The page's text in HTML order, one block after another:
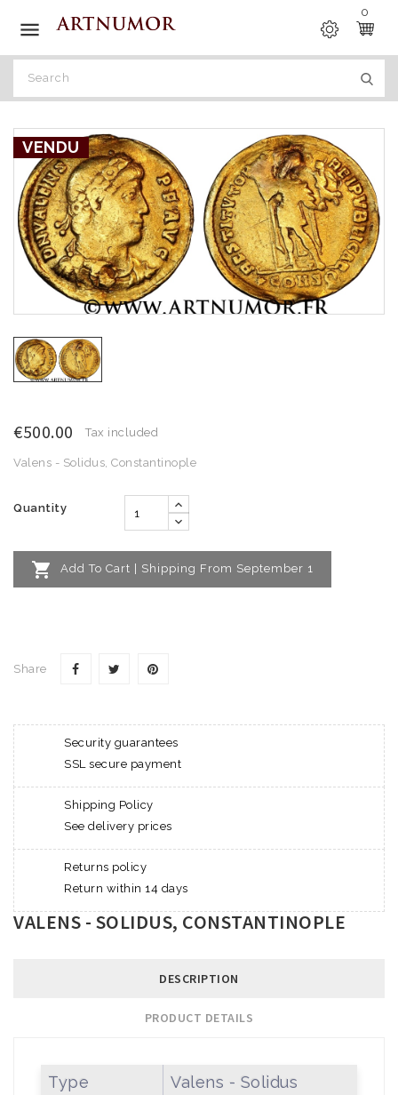

0
VENDU
€500.00 Tax included
Valens - Solidus, Constantinople
Quantity
 Add To Cart | Shipping From September 1
Share
Security guarantees
SSL secure payment
Shipping Policy
See delivery prices
Returns policy
Return within 14 days
VALENS - SOLIDUS, CONSTANTINOPLE
DESCRIPTION
PRODUCT DETAILS
Type
Valens - Solidus